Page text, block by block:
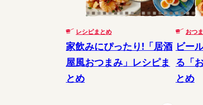
レシピまとめ
家飲みにぴったり!「居酒
屋風おつまみ」レシピま
とめ
おつ
ビー
る「
とめ